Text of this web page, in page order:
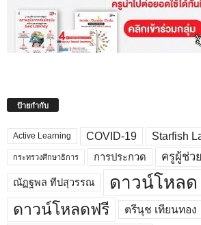
ป้ายกำกับ
Active Learning COVID-19 Starfish
กระทรวงศึกษาธิการ การประกวด ครูผู้ช่วย
ณัฏฐพล ทีปสุวรรณ ดาวน์โหลด
ดาวน์โหลดฟรี ตรีนุช เทียนทอง